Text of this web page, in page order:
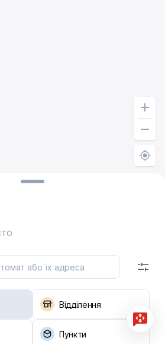
Відділення
Пункти